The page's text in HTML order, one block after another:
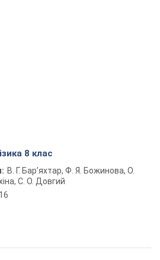
8 клас
В. Г. Бар’яхтар, Ф. Я. Божинова, О.
С. О. Довгий